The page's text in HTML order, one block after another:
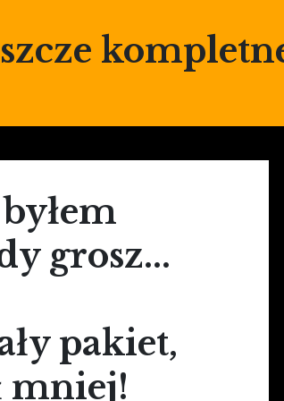
grosz...
pakiet,
mniej!